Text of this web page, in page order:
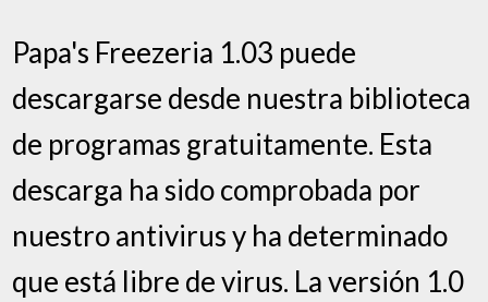
Papa's Freezeria 1.03 puede
descargarse desde nuestra biblioteca
de programas gratuitamente. Esta
descarga ha sido comprobada por
nuestro antivirus y ha determinado
que está libre de virus. La versión 1.0